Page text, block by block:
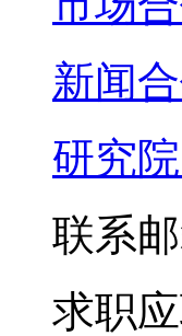
新闻
研究
联系邮
求职